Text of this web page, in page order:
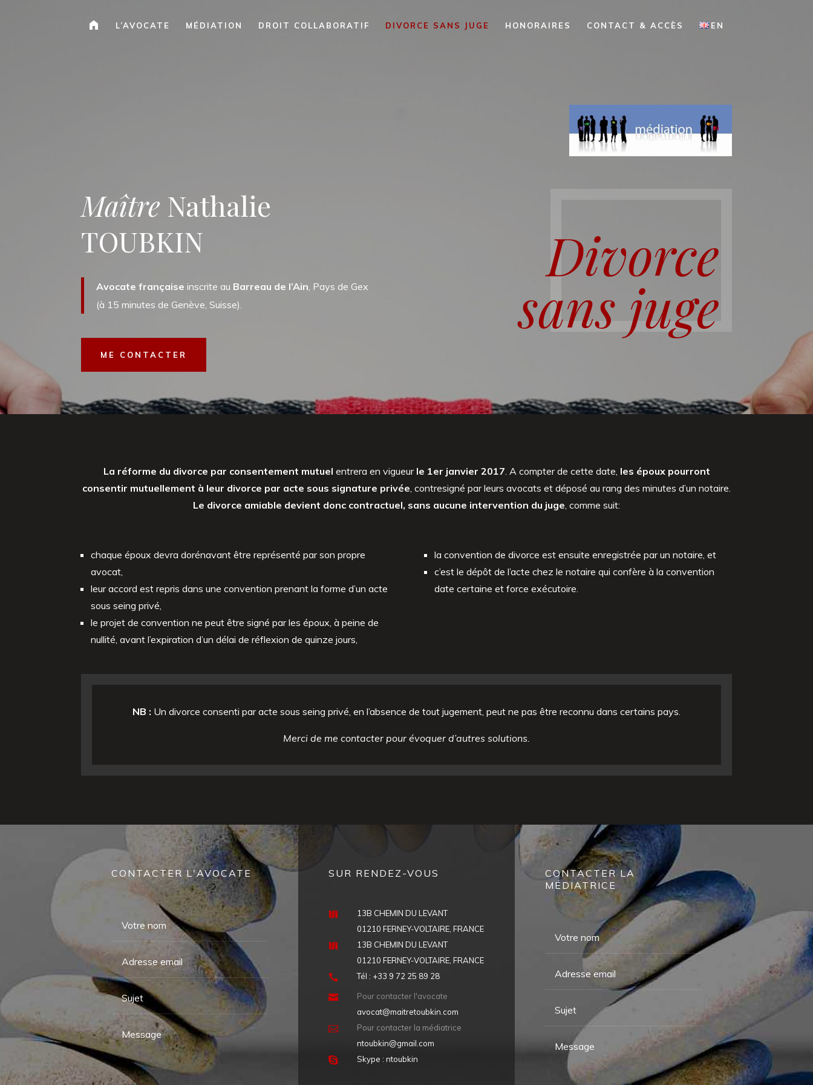
L’AVOCATE MÉDIATION DROIT COLLABORATIF DIVORCE SANS JUGE HONORAIRES CONTACT & ACCÈS EN
Maître Nathalie
TOUBKIN
Avocate française inscrite au Barreau de l’Ain , Pays de Gex
(à 15 minutes de Genève, Suisse).
ME CONTACTER
Divorce
sans juge
La réforme du divorce par consentement mutuel entrera en vigueur le 1er janvier 2017. A compter de cette date, les époux pourront
consentir mutuellement à leur divorce par acte sous signature privée, contresigné par leurs avocats et déposé au rang des minutes d’un notaire.
Le divorce amiable devient donc contractuel, sans aucune intervention du juge, comme suit:
chaque époux devra dorénavant être représenté par son propre
avocat,
leur accord est repris dans une convention prenant la forme d’un acte
sous seing privé,
le projet de convention ne peut être signé par les époux, à peine de
nullité, avant l’expiration d’un délai de réflexion de quinze jours,
la convention de divorce est ensuite enregistrée par un notaire, et
c’est le dépôt de l’acte chez le notaire qui confère à la convention
date certaine et force exécutoire.
NB : Un divorce consenti par acte sous seing privé, en l’absence de tout jugement, peut ne pas être reconnu dans certains pays.
Merci de me contacter pour évoquer d’autres solutions.
CONTACTER L'AVOCATE SUR RENDEZ-VOUS

13B CHEMIN DU LEVANT
01210 FERNEY-VOLTAIRE, FRANCE

13B CHEMIN DU LEVANT
01210 FERNEY-VOLTAIRE, FRANCE

Tél : +33 9 72 25 89 28

Pour contacter l'avocate
avocat@maitretoubkin.com

Pour contacter la médiatrice
ntoubkin@gmail.com

Skype : ntoubkin
CONTACTER LA
MÉDIATRICE